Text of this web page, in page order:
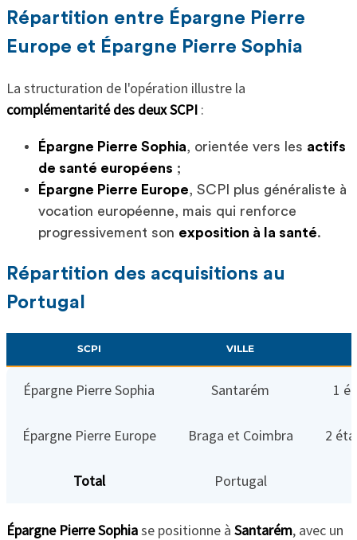
Répartition entre Épargne Pierre
Europe et Épargne Pierre Sophia
La structuration de l'opération illustre la
complémentarité des deux SCPI:
Épargne Pierre Sophia , orientée vers les actifs
de santé européens ;
Épargne Pierre Europe , SCPI plus généraliste à
vocation européenne, mais qui renforce
progressivement son exposition à la santé.
Répartition des acquisitions au
Portugal
SCPI VILLE
Épargne Pierre Sophia Santarém 1
Épargne Pierre Europe Braga et Coimbra 2
Total Portugal
Épargne Pierre Sophiase positionne à Santarém, avec un